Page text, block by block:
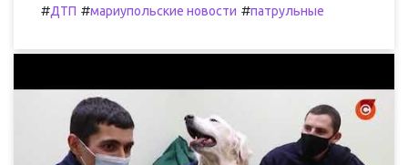
#ДТП #мариупольские новости #патрульные